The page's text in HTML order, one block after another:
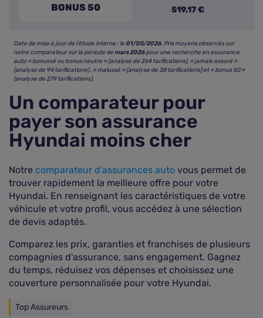
BONUS 50 519,17 €
Date de mise à jour de l’étude interne : le 01/05/2026. Prix moyens observés sur
notre comparateur sur la période demars 2026pour une recherche en assurance
auto « bonussé ou bonus neutre » (analyse de 264 tarifications), « jamais assuré »
(analyse de 94 tarifications) , « malussé » (analyse de 38 tarifications) et « bonus 50 »
(analyse de 279 tarifications).
Un comparateur pour
payer son assurance
Hyundai moins cher
Notre comparateur d'assurances auto vous permet de
trouver rapidement la meilleure offre pour votre
Hyundai. En renseignant les caractéristiques de votre
véhicule et votre profil, vous accédez à une sélection
de devis adaptés.
Comparez les prix, garanties et franchises de plusieurs
compagnies d'assurance, sans engagement. Gagnez
du temps, réduisez vos dépenses et choisissez une
couverture personnalisée pour votre Hyundai.
Top Assureurs